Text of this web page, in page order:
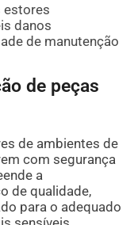
estores
danos
de manutenção
de peças
de ambientes de
com segurança
a
de qualidade,
para o adequado